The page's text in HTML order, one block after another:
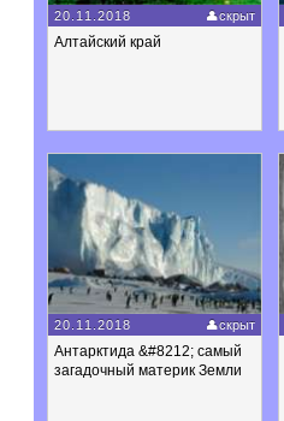
20.11.2018 скрыт
Алтайский край
20.11.2018 скрыт
Антарктида &#8212; самый
загадочный материк Земли